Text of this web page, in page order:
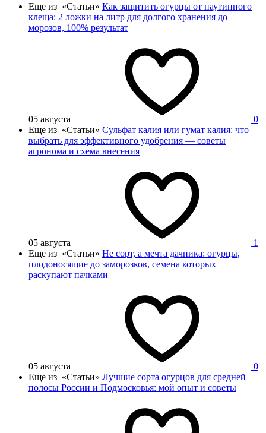
Еще из «Статьи» Как защитить огурцы от паутинного
клеща: 2 ложки на литр для долгого хранения до
морозов, 100% результат
05 августа
0
Еще из «Статьи» Сульфат калия или гумат калия: что
выбрать для эффективного удобрения — советы
агронома и схема внесения
05 августа
1
Еще из «Статьи» Не сорт, а мечта дачника: огурцы,
плодоносящие до заморозков, семена которых
раскупают пачками
05 августа
0
Еще из «Статьи» Лучшие сорта огурцов для средней
полосы России и Подмосковья: мой опыт и советы